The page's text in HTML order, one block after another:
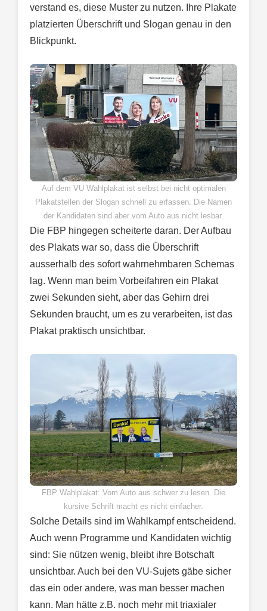
verstand es, diese Muster zu nutzen. Ihre Plakate
platzierten Überschrift und Slogan genau in den
Blickpunkt.
Auf dem VU Wahlplakat ist selbst bei nicht optimalen
Plakatstellen der Slogan schnell zu erfassen. Die Namen
der Kandidaten sind aber vom Auto aus nicht lesbar.
Die FBP hingegen scheiterte daran. Der Aufbau
des Plakats war so, dass die Überschrift
ausserhalb des sofort wahrnehmbaren Schemas
lag. Wenn man beim Vorbeifahren ein Plakat
zwei Sekunden sieht, aber das Gehirn drei
Sekunden braucht, um es zu verarbeiten, ist das
Plakat praktisch unsichtbar.
FBP Wahlplakat: Vom Auto aus schwer zu lesen. Die
kursive Schrift macht es nicht einfacher.
Solche Details sind im Wahlkampf entscheidend.
Auch wenn Programme und Kandidaten wichtig
sind: Sie nützen wenig, bleibt ihre Botschaft
unsichtbar. Auch bei den VU-Sujets gäbe sicher
das ein oder andere, was man besser machen
kann. Man hätte z.B. noch mehr mit triaxialer